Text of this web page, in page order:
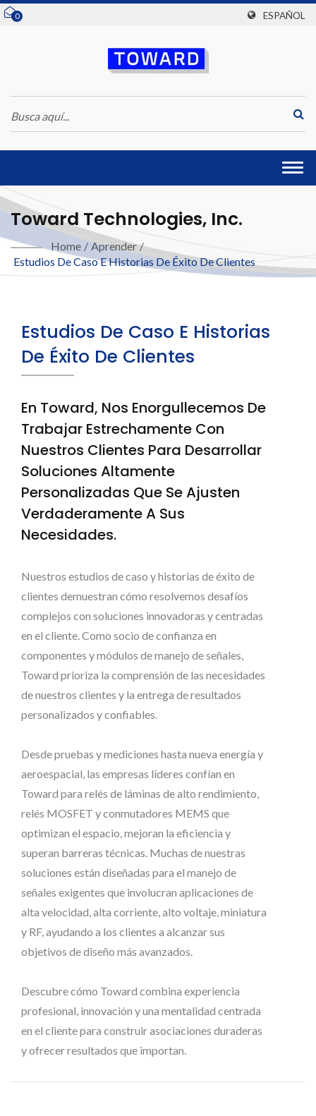
0 ESPAÑOL
Toward Technologies, Inc.
Home / Aprender /
Estudios De Caso E Historias De Éxito De Clientes
Estudios De Caso E Historias
De Éxito De Clientes
En Toward, Nos Enorgullecemos De
Trabajar Estrechamente Con
Nuestros Clientes Para Desarrollar
Soluciones Altamente
Personalizadas Que Se Ajusten
Verdaderamente A Sus
Necesidades.
Nuestros estudios de caso y historias de éxito de
clientes demuestran cómo resolvemos desafíos
complejos con soluciones innovadoras y centradas
en el cliente. Como socio de confianza en
componentes y módulos de manejo de señales,
Toward prioriza la comprensión de las necesidades
de nuestros clientes y la entrega de resultados
personalizados y confiables.
Desde pruebas y mediciones hasta nueva energía y
aeroespacial, las empresas líderes confían en
Toward para relés de láminas de alto rendimiento,
relés MOSFET y conmutadores MEMS que
optimizan el espacio, mejoran la eficiencia y
superan barreras técnicas. Muchas de nuestras
soluciones están diseñadas para el manejo de
señales exigentes que involucran aplicaciones de
alta velocidad, alta corriente, alto voltaje, miniatura
y RF, ayudando a los clientes a alcanzar sus
objetivos de diseño más avanzados.
Descubre cómo Toward combina experiencia
profesional, innovación y una mentalidad centrada
en el cliente para construir asociaciones duraderas
y ofrecer resultados que importan.